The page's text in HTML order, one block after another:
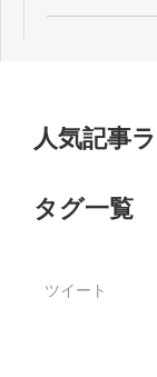
人気記事
タグ一覧
ツイート